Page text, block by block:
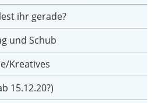
ihr gerade?
und Schub
Kreatives
15.12.20?)